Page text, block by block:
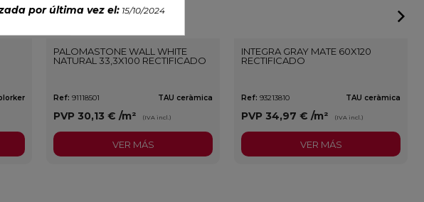
PALOMASTONE WALL WHITE
NATURAL 33,3X100 RECTIFICADO
Ref: 91118501 TAU ceràmica
PVP 30,13 €/m² (IVA incl.)
VER MÁS
INTEGRA GRAY MATE 60X120
RECTIFICADO
Ref: 93213810 TAU ceràmica
PVP 34,97 €/m² (IVA incl.)
VER MÁS
por última vez el: 15/10/2024